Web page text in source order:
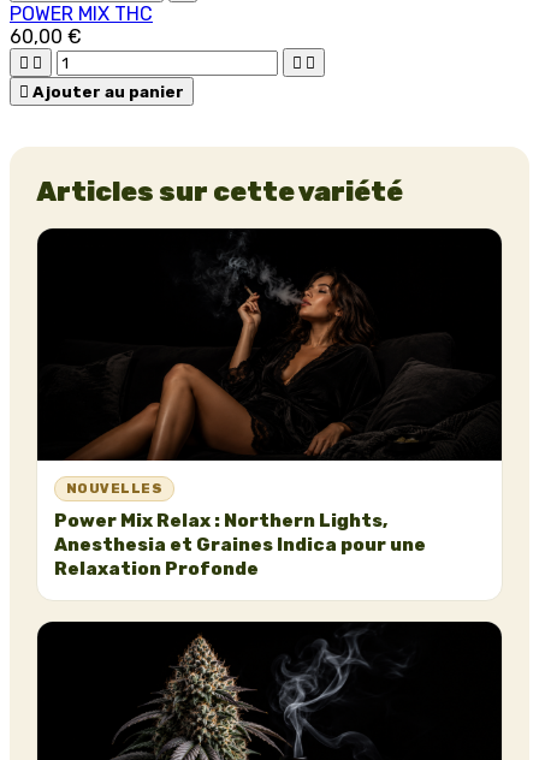
POWER MIX THC
60,00 €
   
 Ajouter au panier
Articles sur cette variété
NOUVELLES
Power Mix Relax : Northern Lights,
Anesthesia et Graines Indica pour une
Relaxation Profonde